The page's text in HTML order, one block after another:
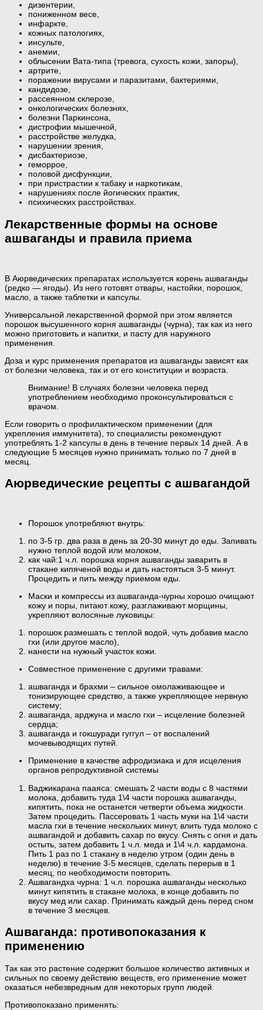
дизентерии,
пониженном весе,
инфаркте,
кожных патологиях,
инсульте,
анемии,
облысении Вата-типа (тревога, сухость кожи, запоры),
артрите,
поражении вирусами и паразитами, бактериями,
кандидозе,
рассеянном склерозе,
онкологических болезнях,
болезни Паркинсона,
дистрофии мышечной,
расстройстве желудка,
нарушении зрения,
дисбактериозе,
геморрое,
половой дисфункции,
при пристрастии к табаку и наркотикам,
нарушениях после йогических практик,
психических расстройствах.
Лекарственные формы на основе
ашваганды и правила приема
В Аюрведических препаратах используется корень ашваганды
(редко — ягоды). Из него готовят отвары, настойки, порошок,
масло, а также таблетки и капсулы.
Универсальной лекарственной формой при этом является
порошок высушенного корня ашваганды (чурна), так как из него
можно приготовить и напитки, и пасту для наружного
применения.
Доза и курс применения препаратов из ашваганды зависят как
от болезни человека, так и от его конституции и возраста.
Внимание! В случаях болезни человека перед
употреблением необходимо проконсультироваться с
врачом.
Если говорить о профилактическом применении (для
укрепления иммунитета), то специалисты рекомендуют
употреблять 1-2 капсулы в день в течение первых 14 дней. А в
следующие 5 месяцев нужно принимать только по 7 дней в
месяц.
Аюрведические рецепты с ашвагандой
Порошок употребляют внутрь:
по 3-5 гр. два раза в день за 20-30 минут до еды. Запивать
нужно теплой водой или молоком,
как чай:1 ч.л. порошка корня ашваганды заварить в
стакане кипяченой воды и дать настояться 3-5 минут.
Процедить и пить между приемом еды.
Маски и компрессы из ашваганда-чурны хорошо очищают
кожу и поры, питают кожу, разглаживают морщины,
укрепляют волосяные луковицы:
порошок размешать с теплой водой, чуть добавив масло
гхи (или другое масло),
нанести на нужный участок кожи.
Совместное применение с другими травами:
ашваганда и брахми – сильное омолаживающее и
тонизирующее средство, а также укрепляющее нервную
систему;
ашваганда, арджуна и масло гхи – исцеление болезней
сердца;
ашваганда и гокшуради гуггул – от воспалений
мочевыводящих путей.
Применение в качестве афродизиака и для исцеления
органов репродуктивной системы
Ваджикарана пааяса: смешать 2 части воды с 8 частями
молока, добавить туда 1\4 части порошка ашваганды,
кипятить, пока не останется четверти объема жидкости.
Затем процедить. Пассеровать 1 часть муки на 1\4 части
масла гхи в течение нескольких минут, влить туда молоко с
ашвагандой и добавить сахар по вкусу. Снять с огня и дать
остыть, затем добавить 1 ч.л. меда и 1\4 ч.л. кардамона.
Пить 1 раз по 1 стакану в неделю утром (один день в
неделю) в течение 3-5 месяцев, сделать перерыв в 1
месяц, по необходимости повторить.
Ашвагандха чурна: 1 ч.л. порошка ашваганды несколько
минут кипятить в стакане молока, в конце добавить по
вкусу мед или сахар. Принимать каждый день перед сном
в течение 3 месяцев.
Ашваганда: противопоказания к
применению
Так как это растение содержит большое количество активных и
сильных по своему действию веществ, его применение может
оказаться небезвредным для некоторых групп людей.
Противопоказано применять: